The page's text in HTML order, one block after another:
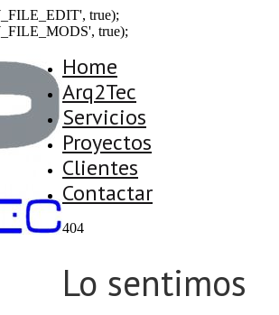
true);
true);
Home
Arq2Tec
Servicios
Proyectos
Clientes
Contactar
404
Lo sentimos